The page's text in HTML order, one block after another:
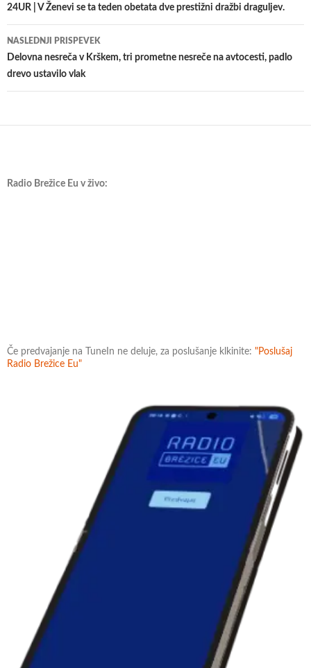
po
prispevkih
24UR | V Ženevi se ta teden obetata dve prestižni dražbi draguljev.
NASLEDNJI PRISPEVEK
Delovna nesreča v Krškem, tri prometne nesreče na avtocesti, padlo
drevo ustavilo vlak
Radio Brežice Eu v živo:
Če predvajanje na TuneIn ne deluje, za poslušanje klkinite: "Poslušaj
Radio Brežice Eu"